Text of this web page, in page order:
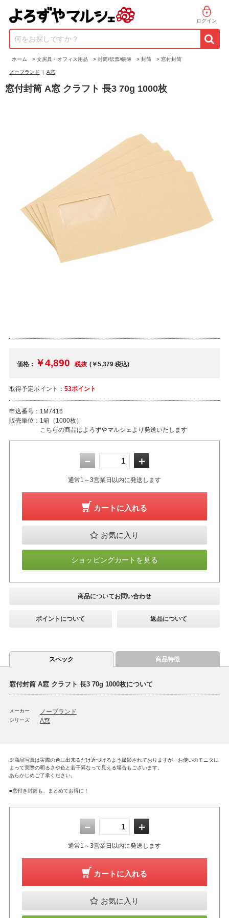
ログイン
何をお探しですか？
ホーム > 文房具・オフィス用品 > 封筒/伝票/帳簿 > 封筒 > 窓付封筒
ノーブランド | A窓
窓付封筒 A窓 クラフト 長3 70g 1000枚
価格： ￥4,890 税抜 (￥5,379税込)
取得予定ポイント： 53ポイント
申込番号： 1M7416
販売単位： 1箱（1000枚）
こちらの商品はよろずやマルシェより発送いたします
－ ＋
通常1～3営業日以内に発送します
カートに入れる
お気に入り
ショッピングカートを見る
商品についてお問い合わせ
ポイントについて 返品について
スペック 商品特徴
窓付封筒 A窓 クラフト 長3 70g 1000枚について
メーカー ノーブランド
シリーズ A窓
※商品写真は実際の色に出来るだけ近づけるよう撮影されておりますが、お使いのモニタに
よって実際の明るさや色と若干異なって見える場合もございます。
あらかじめご了承ください。
■窓付き封筒も、まとめてお得に！
－ ＋
通常1～3営業日以内に発送します
カートに入れる
お気に入り